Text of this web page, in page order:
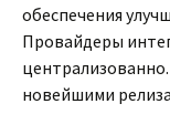
обеспечения
Провайдеры
новейшими